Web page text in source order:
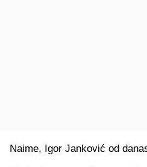
Naime, Igor Janković od